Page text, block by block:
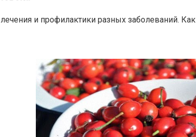
и профилактики разных заболеваний.